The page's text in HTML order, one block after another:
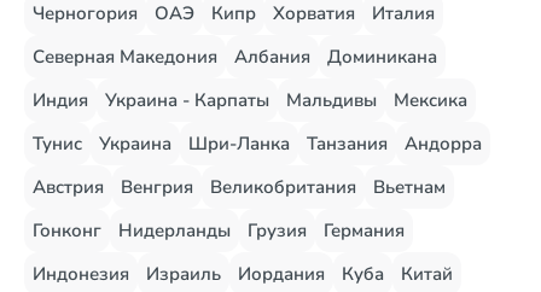
Черногория
ОАЭ Кипр Хорватия
Италия
Северная Македония
Албания
Доминикана
Индия
Украина - Карпаты Мальдивы
Мексика
Тунис
Украина Шри-Ланка Танзания
Андорра
Австрия
Венгрия Великобритания
Вьетнам
Гонконг
Нидерланды Грузия
Германия
Индонезия
Израиль Иордания Куба
Китай